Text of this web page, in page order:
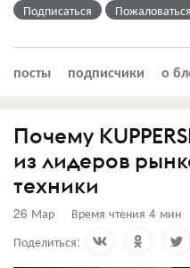
Подписаться Пожаловаться
посты подписчики о
Почему
из лидеров
техники
26 Мар Время чтения 4 мин
Поделиться: